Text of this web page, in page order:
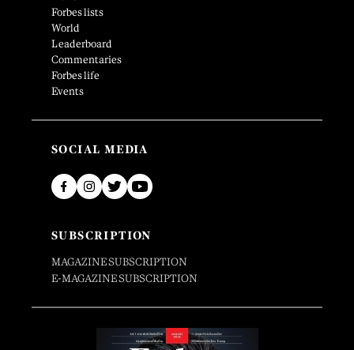
Forbes lists
World
Leaderboard
Commentaries
Forbes life
Events
SOCIAL MEDIA
SUBSCRIPTION
MAGAZINE SUBSCRIPTION
E-MAGAZINE SUBSCRIPTION